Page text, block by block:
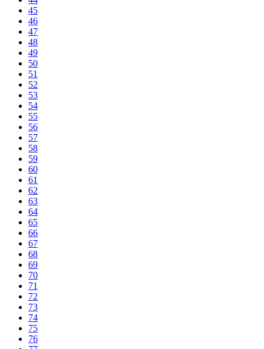
45
46
47
48
49
50
51
52
53
54
55
56
57
58
59
60
61
62
63
64
65
66
67
68
69
70
71
72
73
74
75
76